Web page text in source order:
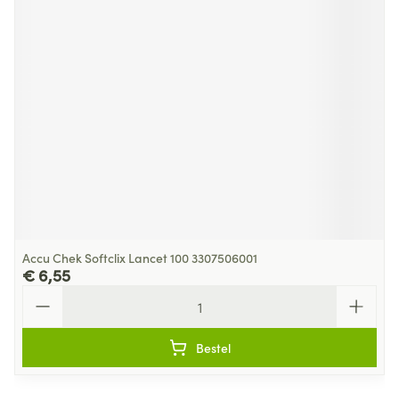
Accu Chek Softclix Lancet 100 3307506001
€ 6,55
Bestel